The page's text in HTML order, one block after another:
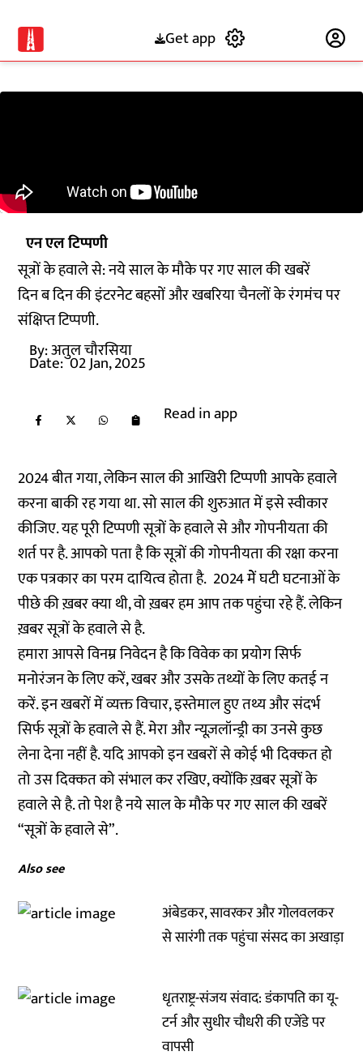
Get app
एन एल टिप्पणी
सूत्रों के हवाले से: नये साल के मौके पर गए साल की खबरें
दिन ब दिन की इंटरनेट बहसों और खबरिया चैनलों के रंगमंच पर
संक्षिप्त टिप्पणी.
By:अतुल चौरसिया
Date: 02 Jan, 2025
Read in app
2024 बीत गया, लेकिन साल की आखिरी टिप्पणी आपके हवाले
करना बाकी रह गया था. सो साल की शुरुआत में इसे स्वीकार
कीजिए. यह पूरी टिप्पणी सूत्रों के हवाले से और गोपनीयता की
शर्त पर है. आपको पता है कि सूत्रों की गोपनीयता की रक्षा करना
एक पत्रकार का परम दायित्व होता है. 2024 मेें घटी घटनाओं के
पीछे की ख़बर क्या थी, वो ख़बर हम आप तक पहुंचा रहे हैं. लेकिन
ख़बर सूत्रों के हवाले से है.
हमारा आपसे विनम्र निवेदन है कि विवेक का प्रयोग सिर्फ
मनोरंजन के लिए करें, खबर और उसके तथ्यों के लिए कतई न
करें. इन खबरों में व्यक्त विचार, इस्तेमाल हुए तथ्य और संदर्भ
सिर्फ सूत्रों के हवाले से हैं. मेरा और न्यूज़लॉन्ड्री का उनसे कुछ
लेना देना नहीं है. यदि आपको इन खबरों से कोई भी दिक्कत हो
तो उस दिक्कत को संभाल कर रखिए, क्योंकि ख़बर सूत्रों के
हवाले से है. तो पेश है नये साल के मौके पर गए साल की खबरें
“सूत्रों के हवाले से”.
Also see
अंबेडकर, सावरकर और गोलवलकर
से सारंगी तक पहुंचा संसद का अखाड़ा
धृतराष्ट्र-संजय संवाद: डंकापति का यू-
टर्न और सुधीर चौधरी की एजेंडे पर
वापसी